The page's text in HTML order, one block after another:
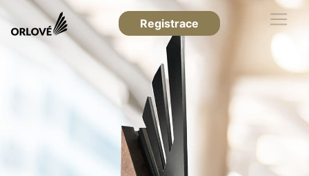
Registrace